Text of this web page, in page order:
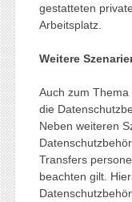
gestatteten
Arbeitsplatz.
Weitere
Auch zum
die
Neben weiteren
Transfers
beachten gilt.